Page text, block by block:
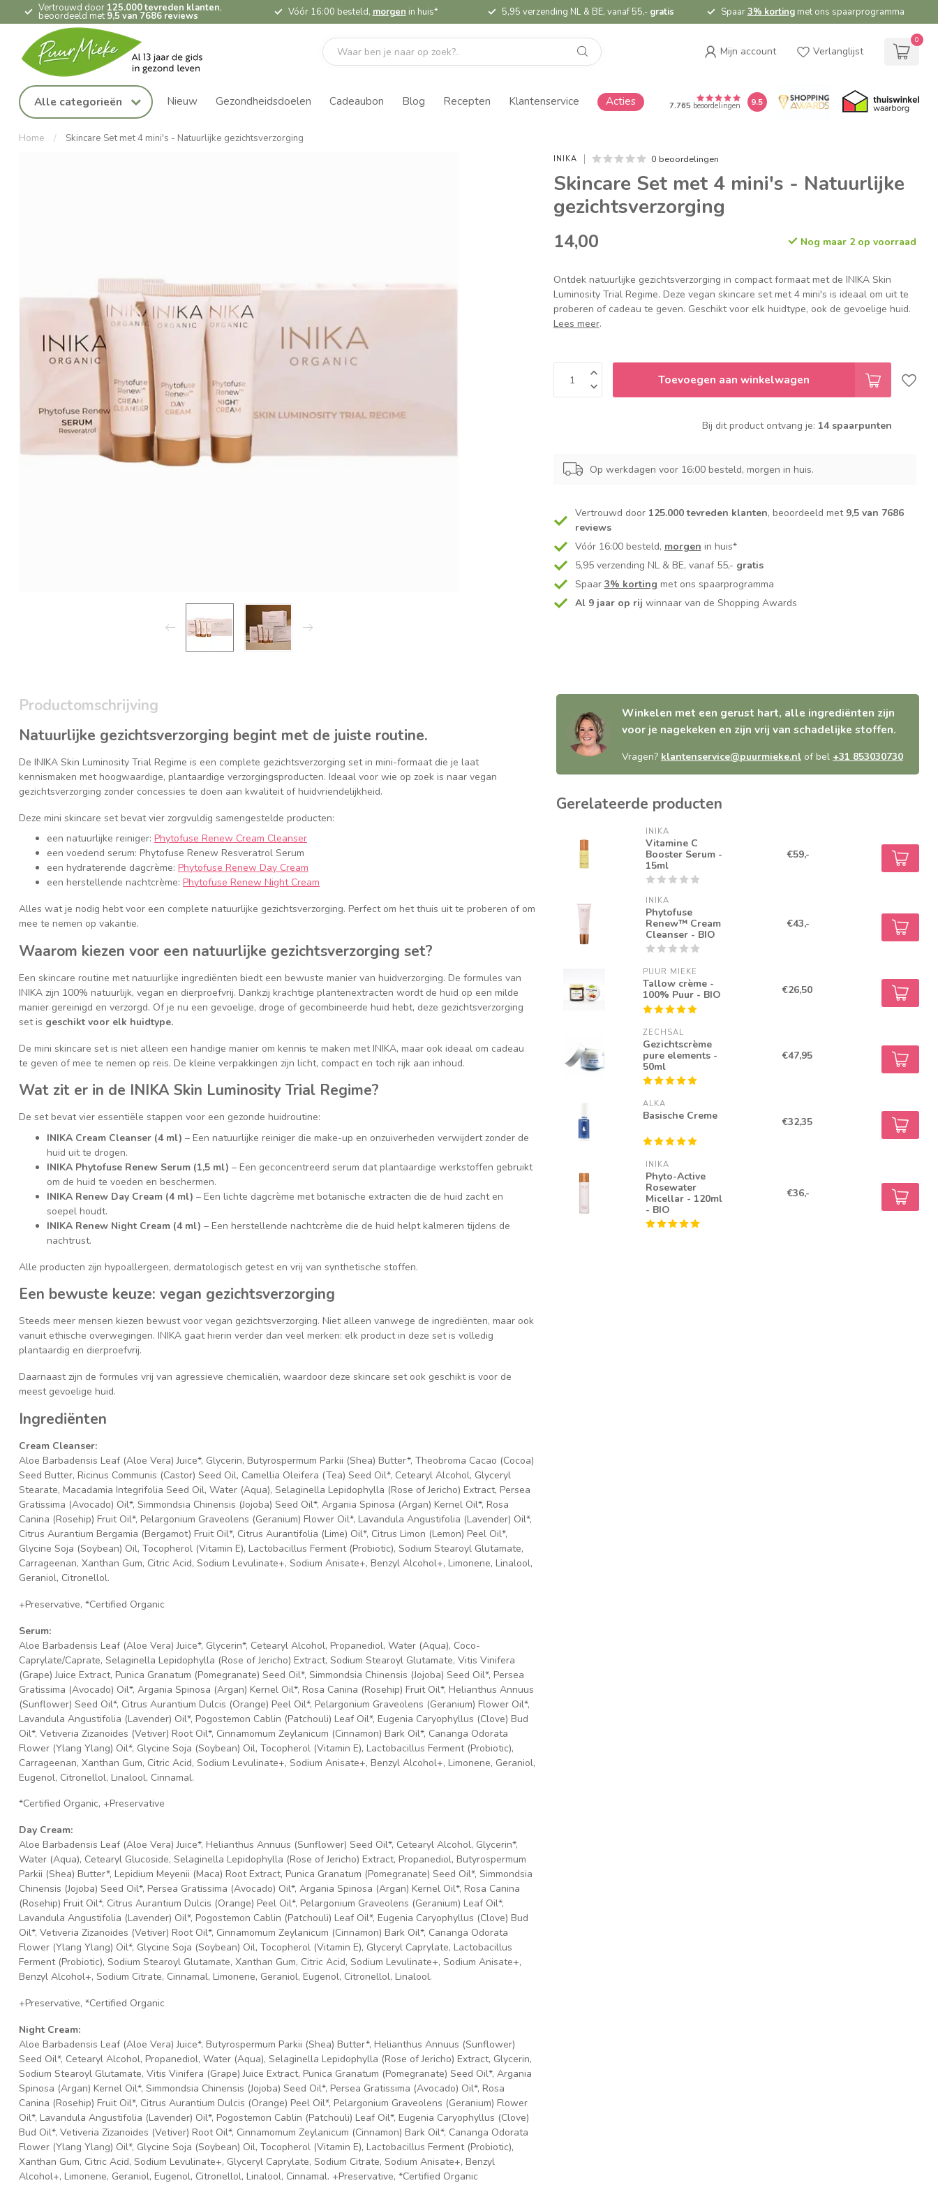
Vertrouwd door 125.000 tevreden klanten,
beoordeeld met 9,5 van 7686 reviews Vóór 16:00 besteld, morgen in huis* 5,95 verzending NL & BE, vanaf 55,- gratis Spaar3% kortingmet ons spaarprogramma
Mijn account Verlanglijst
0
Alle categorieën Nieuw Gezondheidsdoelen Cadeaubon Blog Recepten Klantenservice Acties 7.765 beoordelingen 9.5
Home / Skincare Set met 4 mini's - Natuurlijke gezichtsverzorging
INIKA 0 beoordelingen
Skincare Set met 4 mini's - Natuurlijke
gezichtsverzorging
14,00 Nog maar 2 op voorraad
Ontdek natuurlijke gezichtsverzorging in compact formaat met de INIKA Skin
Luminosity Trial Regime. Deze vegan skincare set met 4 mini's is ideaal om uit te
proberen of cadeau te geven. Geschikt voor elk huidtype, ook de gevoelige huid.
Lees meer.
Toevoegen aan winkelwagen
Bij dit product ontvang je: 14 spaarpunten
Op werkdagen voor 16:00 besteld, morgen in huis.
Vertrouwd door 125.000 tevreden klanten, beoordeeld met 9,5 van 7686
reviews
Vóór 16:00 besteld, morgen in huis*
5,95 verzending NL & BE, vanaf 55,- gratis
Spaar 3% korting met ons spaarprogramma
Al 9 jaar op rij winnaar van de Shopping Awards
Productomschrijving
Natuurlijke gezichtsverzorging begint met de juiste routine.
De INIKA Skin Luminosity Trial Regime is een complete gezichtsverzorging set in mini-formaat die je laat
kennismaken met hoogwaardige, plantaardige verzorgingsproducten. Ideaal voor wie op zoek is naar vegan
gezichtsverzorging zonder concessies te doen aan kwaliteit of huidvriendelijkheid.
Deze mini skincare set bevat vier zorgvuldig samengestelde producten:
een natuurlijke reiniger: Phytofuse Renew Cream Cleanser
een voedend serum: Phytofuse Renew Resveratrol Serum
een hydraterende dagcrème: Phytofuse Renew Day Cream
een herstellende nachtcrème: Phytofuse Renew Night Cream
Alles wat je nodig hebt voor een complete natuurlijke gezichtsverzorging. Perfect om het thuis uit te proberen of om
mee te nemen op vakantie.
Waarom kiezen voor een natuurlijke gezichtsverzorging set?
Een skincare routine met natuurlijke ingrediënten biedt een bewuste manier van huidverzorging. De formules van
INIKA zijn 100% natuurlijk, vegan en dierproefvrij. Dankzij krachtige plantenextracten wordt de huid op een milde
manier gereinigd en verzorgd. Of je nu een gevoelige, droge of gecombineerde huid hebt, deze gezichtsverzorging
set is geschikt voor elk huidtype.
De mini skincare set is niet alleen een handige manier om kennis te maken met INIKA, maar ook ideaal om cadeau
te geven of mee te nemen op reis. De kleine verpakkingen zijn licht, compact en toch rijk aan inhoud.
Wat zit er in de INIKA Skin Luminosity Trial Regime?
De set bevat vier essentiële stappen voor een gezonde huidroutine:
INIKA Cream Cleanser (4 ml) – Een natuurlijke reiniger die make-up en onzuiverheden verwijdert zonder de
huid uit te drogen.
INIKA Phytofuse Renew Serum (1,5 ml) – Een geconcentreerd serum dat plantaardige werkstoffen gebruikt
om de huid te voeden en beschermen.
INIKA Renew Day Cream (4 ml) – Een lichte dagcrème met botanische extracten die de huid zacht en
soepel houdt.
INIKA Renew Night Cream (4 ml) – Een herstellende nachtcrème die de huid helpt kalmeren tijdens de
nachtrust.
Alle producten zijn hypoallergeen, dermatologisch getest en vrij van synthetische stoffen.
Een bewuste keuze: vegan gezichtsverzorging
Steeds meer mensen kiezen bewust voor vegan gezichtsverzorging. Niet alleen vanwege de ingrediënten, maar ook
vanuit ethische overwegingen. INIKA gaat hierin verder dan veel merken: elk product in deze set is volledig
plantaardig en dierproefvrij.
Daarnaast zijn de formules vrij van agressieve chemicaliën, waardoor deze skincare set ook geschikt is voor de
meest gevoelige huid.
Ingrediënten
Cream Cleanser:
Aloe Barbadensis Leaf (Aloe Vera) Juice*, Glycerin, Butyrospermum Parkii (Shea) Butter*, Theobroma Cacao (Cocoa)
Seed Butter, Ricinus Communis (Castor) Seed Oil, Camellia Oleifera (Tea) Seed Oil*, Cetearyl Alcohol, Glyceryl
Stearate, Macadamia Integrifolia Seed Oil, Water (Aqua), Selaginella Lepidophylla (Rose of Jericho) Extract, Persea
Gratissima (Avocado) Oil*, Simmondsia Chinensis (Jojoba) Seed Oil*, Argania Spinosa (Argan) Kernel Oil*, Rosa
Canina (Rosehip) Fruit Oil*, Pelargonium Graveolens (Geranium) Flower Oil*, Lavandula Angustifolia (Lavender) Oil*,
Citrus Aurantium Bergamia (Bergamot) Fruit Oil*, Citrus Aurantifolia (Lime) Oil*, Citrus Limon (Lemon) Peel Oil*,
Glycine Soja (Soybean) Oil, Tocopherol (Vitamin E), Lactobacillus Ferment (Probiotic), Sodium Stearoyl Glutamate,
Carrageenan, Xanthan Gum, Citric Acid, Sodium Levulinate+, Sodium Anisate+, Benzyl Alcohol+, Limonene, Linalool,
Geraniol, Citronellol.
+Preservative, *Certified Organic
Serum:
Aloe Barbadensis Leaf (Aloe Vera) Juice*, Glycerin*, Cetearyl Alcohol, Propanediol, Water (Aqua), Coco-
Caprylate/Caprate, Selaginella Lepidophylla (Rose of Jericho) Extract, Sodium Stearoyl Glutamate, Vitis Vinifera
(Grape) Juice Extract, Punica Granatum (Pomegranate) Seed Oil*, Simmondsia Chinensis (Jojoba) Seed Oil*, Persea
Gratissima (Avocado) Oil*, Argania Spinosa (Argan) Kernel Oil*, Rosa Canina (Rosehip) Fruit Oil*, Helianthus Annuus
(Sunflower) Seed Oil*, Citrus Aurantium Dulcis (Orange) Peel Oil*, Pelargonium Graveolens (Geranium) Flower Oil*,
Lavandula Angustifolia (Lavender) Oil*, Pogostemon Cablin (Patchouli) Leaf Oil*, Eugenia Caryophyllus (Clove) Bud
Oil*, Vetiveria Zizanoides (Vetiver) Root Oil*, Cinnamomum Zeylanicum (Cinnamon) Bark Oil*, Cananga Odorata
Flower (Ylang Ylang) Oil*, Glycine Soja (Soybean) Oil, Tocopherol (Vitamin E), Lactobacillus Ferment (Probiotic),
Carrageenan, Xanthan Gum, Citric Acid, Sodium Levulinate+, Sodium Anisate+, Benzyl Alcohol+, Limonene, Geraniol,
Eugenol, Citronellol, Linalool, Cinnamal.
*Certified Organic, +Preservative
Day Cream:
Aloe Barbadensis Leaf (Aloe Vera) Juice*, Helianthus Annuus (Sunflower) Seed Oil*, Cetearyl Alcohol, Glycerin*,
Water (Aqua), Cetearyl Glucoside, Selaginella Lepidophylla (Rose of Jericho) Extract, Propanediol, Butyrospermum
Parkii (Shea) Butter*, Lepidium Meyenii (Maca) Root Extract, Punica Granatum (Pomegranate) Seed Oil*, Simmondsia
Chinensis (Jojoba) Seed Oil*, Persea Gratissima (Avocado) Oil*, Argania Spinosa (Argan) Kernel Oil*, Rosa Canina
(Rosehip) Fruit Oil*, Citrus Aurantium Dulcis (Orange) Peel Oil*, Pelargonium Graveolens (Geranium) Leaf Oil*,
Lavandula Angustifolia (Lavender) Oil*, Pogostemon Cablin (Patchouli) Leaf Oil*, Eugenia Caryophyllus (Clove) Bud
Oil*, Vetiveria Zizanoides (Vetiver) Root Oil*, Cinnamomum Zeylanicum (Cinnamon) Bark Oil*, Cananga Odorata
Flower (Ylang Ylang) Oil*, Glycine Soja (Soybean) Oil, Tocopherol (Vitamin E), Glyceryl Caprylate, Lactobacillus
Ferment (Probiotic), Sodium Stearoyl Glutamate, Xanthan Gum, Citric Acid, Sodium Levulinate+, Sodium Anisate+,
Benzyl Alcohol+, Sodium Citrate, Cinnamal, Limonene, Geraniol, Eugenol, Citronellol, Linalool.
+Preservative, *Certified Organic
Night Cream:
Aloe Barbadensis Leaf (Aloe Vera) Juice*, Butyrospermum Parkii (Shea) Butter*, Helianthus Annuus (Sunflower)
Seed Oil*, Cetearyl Alcohol, Propanediol, Water (Aqua), Selaginella Lepidophylla (Rose of Jericho) Extract, Glycerin,
Sodium Stearoyl Glutamate, Vitis Vinifera (Grape) Juice Extract, Punica Granatum (Pomegranate) Seed Oil*, Argania
Spinosa (Argan) Kernel Oil*, Simmondsia Chinensis (Jojoba) Seed Oil*, Persea Gratissima (Avocado) Oil*, Rosa
Canina (Rosehip) Fruit Oil*, Citrus Aurantium Dulcis (Orange) Peel Oil*, Pelargonium Graveolens (Geranium) Flower
Oil*, Lavandula Angustifolia (Lavender) Oil*, Pogostemon Cablin (Patchouli) Leaf Oil*, Eugenia Caryophyllus (Clove)
Bud Oil*, Vetiveria Zizanoides (Vetiver) Root Oil*, Cinnamomum Zeylanicum (Cinnamon) Bark Oil*, Cananga Odorata
Flower (Ylang Ylang) Oil*, Glycine Soja (Soybean) Oil, Tocopherol (Vitamin E), Lactobacillus Ferment (Probiotic),
Xanthan Gum, Citric Acid, Sodium Levulinate+, Glyceryl Caprylate, Sodium Citrate, Sodium Anisate+, Benzyl
Alcohol+, Limonene, Geraniol, Eugenol, Citronellol, Linalool, Cinnamal. +Preservative, *Certified Organic
Winkelen met een gerust hart, alle ingrediënten zijn
voor je nagekeken en zijn vrij van schadelijke stoffen.
Vragen? klantenservice@puurmieke.nl of bel +31 853030730
Gerelateerde producten
INIKA
Vitamine C
Booster Serum -
15ml
€59,-
INIKA
Phytofuse
Renew™ Cream
Cleanser - BIO
€43,-
PUUR MIEKE
Tallow crème -
100% Puur - BIO
€26,50
ZECHSAL
Gezichtscrème
pure elements -
50ml
€47,95
ALKA
Basische Creme €32,35
INIKA
Phyto-Active
Rosewater
Micellar - 120ml
- BIO
€36,-